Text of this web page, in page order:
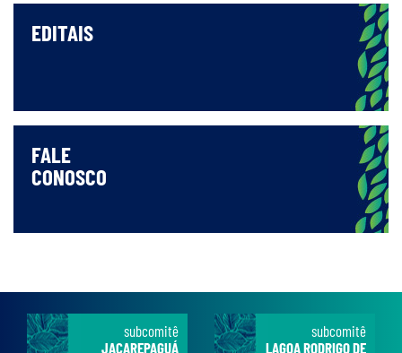
EDITAIS
FALE
CONOSCO
subcomitê
JACAREPAGUÁ
subcomitê
LAGOA RODRIGO DE